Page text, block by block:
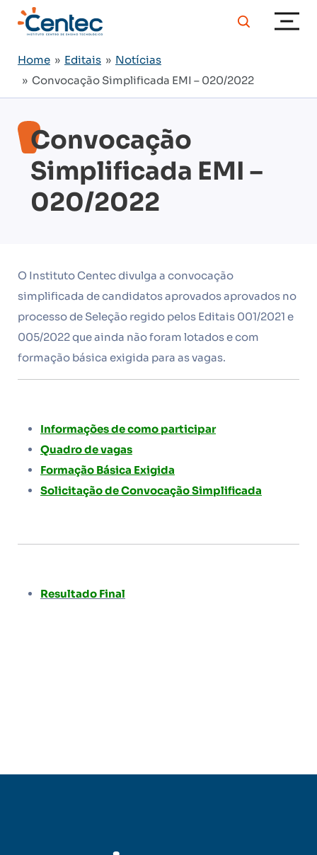
Home » Editais » Notícias
» Convocação Simplificada EMI – 020/2022
Convocação
Simplificada EMI –
020/2022
O Instituto Centec divulga a convocação
simplificada de candidatos aprovados aprovados no
processo de Seleção regido pelos Editais 001/2021 e
005/2022 que ainda não foram lotados e com
formação básica exigida para as vagas.
Informações de como participar
Quadro de vagas
Formação Básica Exigida
Solicitação de Convocação Simplificada
Resultado Final